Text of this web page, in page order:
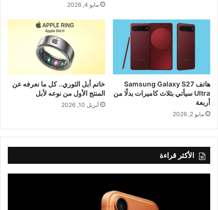
مايو 4, 2026
هاتف Samsung Galaxy S27
Ultra سيأتي بثلاث كاميرات بدلًا من
أربعة
مايو 2, 2026
خاتم أبل الثوري.. كل ما نعرفه عن
المنتج الأول من نوعه لأبل
أبريل 10, 2026
الأكثر قراءة